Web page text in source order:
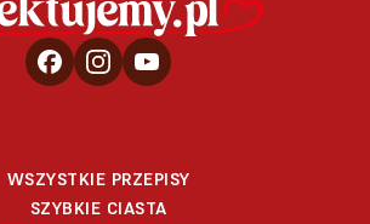
WSZYSTKIE PRZEPISY
SZYBKIE CIASTA